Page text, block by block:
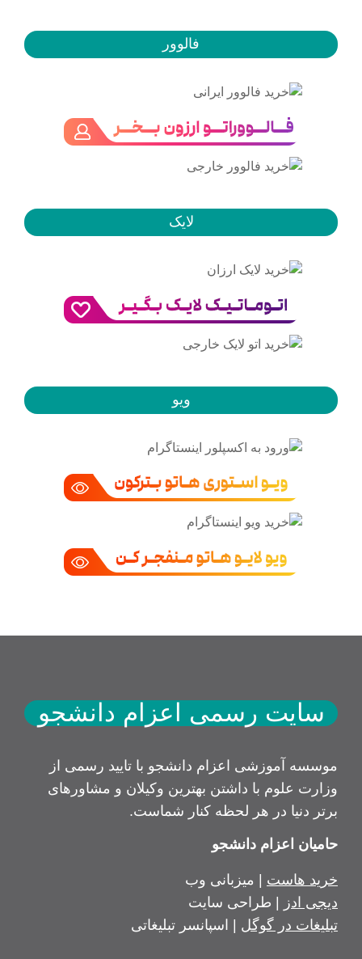
فالوور
لایک
ویو
سایت رسمی اعزام دانشجو
موسسه آموزشی اعزام دانشجو با تایید رسمی از
وزارت علوم با داشتن بهترین وکیلان و مشاورهای
برتر دنیا در هر لحظه کنار شماست.
حامیان اعزام دانشجو
خرید هاست | میزبانی وب
دیجی ادز
| طراحی سایت
تبلیغات در گوگل | اسپانسر تبلیغاتی